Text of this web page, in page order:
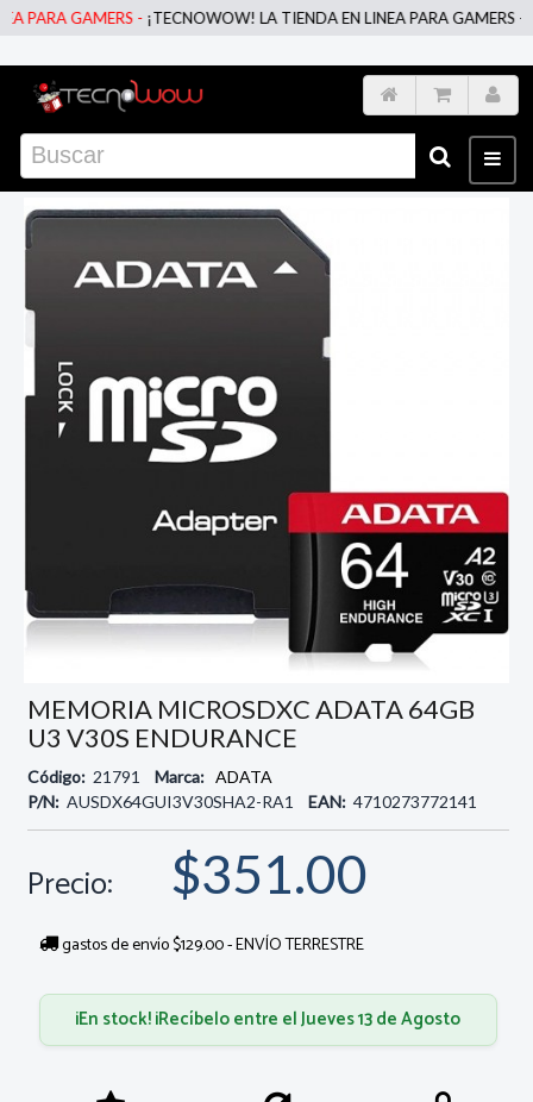
PARA GAMERS -¡TECNOWOW! LA TIENDA EN LINEA PARA GAMERS -
MEMORIA MICROSDXC ADATA 64GB
U3 V30S ENDURANCE
Código: 21791 Marca: ADATA
P/N: AUSDX64GUI3V30SHA2-RA1 EAN: 4710273772141
Precio: $351.00
gastos de envío $129.00 - ENVÍO TERRESTRE
¡En stock! ¡Recíbelo entre el Jueves 13 de Agosto